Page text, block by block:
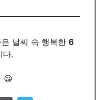
날씨 속 행복한 6
다.
😀